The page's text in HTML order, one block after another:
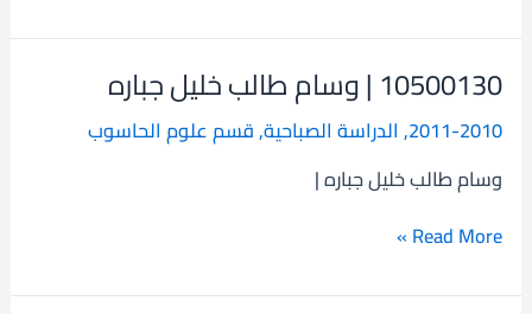
10500130 | وسام طالب خليل جباره
2011-2010
, الدراسة الصباحية,قسم علوم الحاسوب
وسام طالب خليل جباره |
10500130
وسام
طالب
خليل
جباره
Read More »